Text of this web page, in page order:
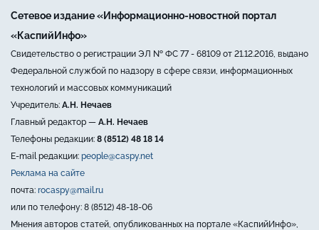
Сетевое издание «Информационно-новостной портал
«КаспийИнфо»
Свидетельство о регистрации ЭЛ № ФС 77 - 68109 от 21.12.2016, выдано
Федеральной службой по надзору в сфере связи, информационных
технологий и массовых коммуникаций
Учредитель: А.Н. Нечаев
Главный редактор — А.Н. Нечаев
Телефоны редакции: 8 (8512) 48 18 14
E-mail редакции: people@caspy.net
Реклама на сайте
почта: rocaspy@mail.ru
или по телефону: 8 (8512) 48-18-06
Мнения авторов статей, опубликованных на портале «КаспийИнфо»,